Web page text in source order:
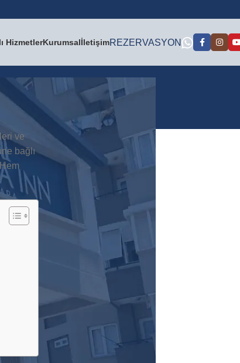
HizmetlerKurumsalİletişimREZERVASYON
ve
bağlı
Kategoriler
Blog